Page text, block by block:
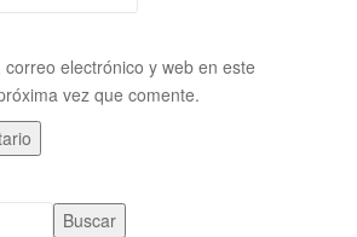
electrónico y web en este
vez que comente.
Buscar